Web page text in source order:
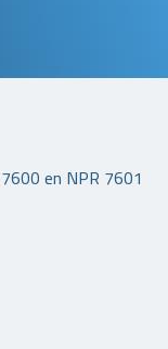
en NPR 7601